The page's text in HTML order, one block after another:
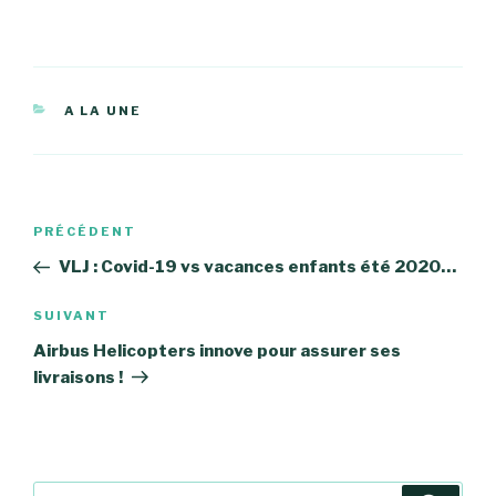
CATÉGORIES
A LA UNE
Navigation
l’article
Article
précédent
PRÉCÉDENT
VLJ : Covid-19 vs vacances enfants été 2020…
Article
suivant
SUIVANT
Airbus Helicopters innove pour assurer ses
livraisons !